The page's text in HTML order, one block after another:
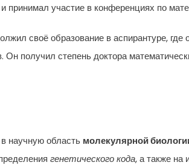
участие в конференциях по
своё образование в аспирантуре,
Он получил степень доктора
научную область молекулярной
генетического кода, а также на